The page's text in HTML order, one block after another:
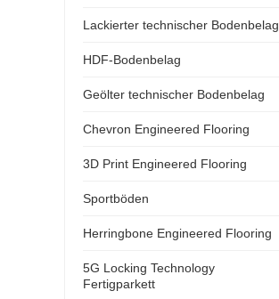
Lackierter technischer Bodenbelag
HDF-Bodenbelag
Geölter technischer Bodenbelag
Chevron Engineered Flooring
3D Print Engineered Flooring
Sportböden
Herringbone Engineered Flooring
5G Locking Technology
Fertigparkett